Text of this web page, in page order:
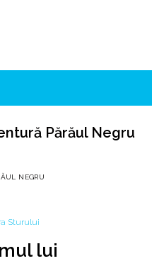
Părăul Negru
NEGRU
lui